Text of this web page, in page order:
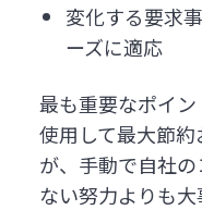
変化する要求
ーズに適応
最も重要なポイ
使用して最大節
が、手動で自社
ない努力よりも大